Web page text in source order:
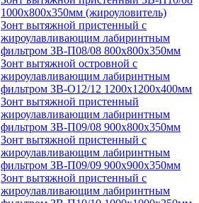
1000х800х350мм (жироуловитель)
Зонт вытяжной пристенный с
жироулавливающим лабиринтным
фильтром ЗВ-П08/08 800х800х350мм
Зонт вытяжной островной с
жироулавливающим лабиринтным
фильтром ЗВ-О12/12 1200х1200х400мм
Зонт вытяжной пристенный
жироулавливающим лабиринтным
фильтром ЗВ-П09/08 900х800х350мм
Зонт вытяжной пристенный с
жироулавливающим лабиринтным
фильтром ЗВ-П09/09 900х900х350мм
Зонт вытяжной пристенный с
жироулавливающим лабиринтным